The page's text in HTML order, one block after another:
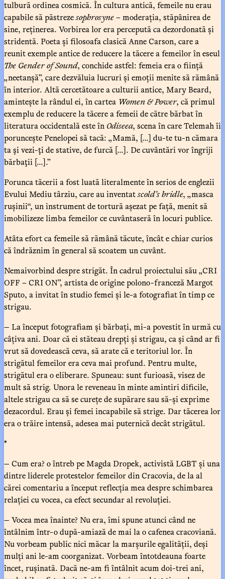
tulbură ordinea cosmică. În cultura antică, femeile nu erau
capabile să păstrezesophrosyne– moderația, stăpânirea de
sine, reținerea. Vorbirea lor era percepută ca dezordonată și
stridentă. Poeta și filosoafa clasică Anne Carson, care a
reunit exemple antice de reducere la tăcere a femeilor în eseul
The Gender of Sound, conchide astfel: femeia era o ființă
„neetanșă”, care dezvăluia lucruri și emoții menite să rămână
în interior. Altă cercetătoare a culturii antice, Mary Beard,
amintește la rândul ei, în cartea Women & Power, că primul
exemplu de reducere la tăcere a femeii de către bărbat în
literatura occidentală este în Odiseea, scena în care Telemah îi
poruncește Penelopei să tacă: „Mamă, [...] du-te tu-n cămara
ta şi vezi-ţi de stative, de furcă [...]. De cuvântări vor îngriji
bărbaţii [...].”
Porunca tăcerii a fost luată literalmente în serios de englezii
Evului Mediu târziu, care au inventatscold’s bridle, „masca
rușinii“, un instrument de tortură așezat pe față, menit să
imobilizeze limba femeilor ce cuvântaseră în locuri publice.
Atâta efort ca femeile să rămână tăcute, încât e chiar curios
că îndrăznim în general să scoatem un cuvânt.
Nemaivorbind despre strigăt. În cadrul proiectului său „CRI
OFF – CRI ON”, artista de origine polono-franceză Margot
Sputo, a invitat în studio femei și le-a fotografiat în timp ce
strigau.
— La început fotografiam și bărbați, mi-a povestit în urmă cu
câțiva ani. Doar că ei stăteau drepți și strigau, ca și când ar fi
vrut să dovedească ceva, să arate că e teritoriul lor. În
strigătul femeilor era ceva mai profund. Pentru multe,
strigătul era o eliberare. Spuneau: sunt furioasă, visez de
mult să strig. Unora le reveneau în minte amintiri dificile,
altele strigau ca să se curețe de supărare sau să-și exprime
dezacordul. Erau și femei incapabile să strige. Dar tăcerea lor
era o trăire intensă, adesea mai puternică decât strigătul.
*
— Cum era? o întreb pe Magda Dropek, activistă LGBT și una
dintre liderele protestelor femeilor din Cracovia, de la al
cărei comentariu a început reflecția mea despre schimbarea
relației cu vocea, ca efect secundar al revoluției.
— Vocea mea înainte? Nu era, îmi spune atunci când ne
întâlnim într-o după-amiază de mai la o cafenea cracoviană.
Nu vorbeam public nici măcar la marșurile egalității, deși
mulți ani le-am coorganizat. Vorbeam întotdeauna foarte
încet, rușinată. Dacă ne-am fi întâlnit acum doi-trei ani,